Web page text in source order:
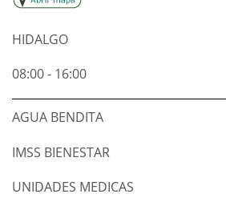
HIDALGO
08:00 - 16:00
AGUA BENDITA
IMSS BIENESTAR
UNIDADES MEDICAS